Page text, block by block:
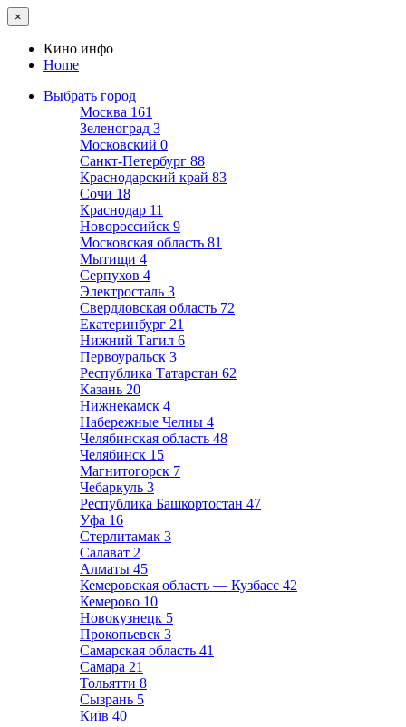
×
Кино инфо
Home
Выбрать город
Москва 161
Зеленоград 3
Московский 0
Санкт-Петербург 88
Краснодарский край 83
Сочи 18
Краснодар 11
Новороссийск 9
Московская область 81
Мытищи 4
Серпухов 4
Электросталь 3
Свердловская область 72
Екатеринбург 21
Нижний Тагил 6
Первоуральск 3
Республика Татарстан 62
Казань 20
Нижнекамск 4
Набережные Челны 4
Челябинская область 48
Челябинск 15
Магнитогорск 7
Чебаркуль 3
Республика Башкортостан 47
Уфа 16
Стерлитамак 3
Салават 2
Алматы 45
Кемеровская область — Кузбасс 42
Кемерово 10
Новокузнецк 5
Прокопьевск 3
Самарская область 41
Самара 21
Тольятти 8
Сызрань 5
Київ 40